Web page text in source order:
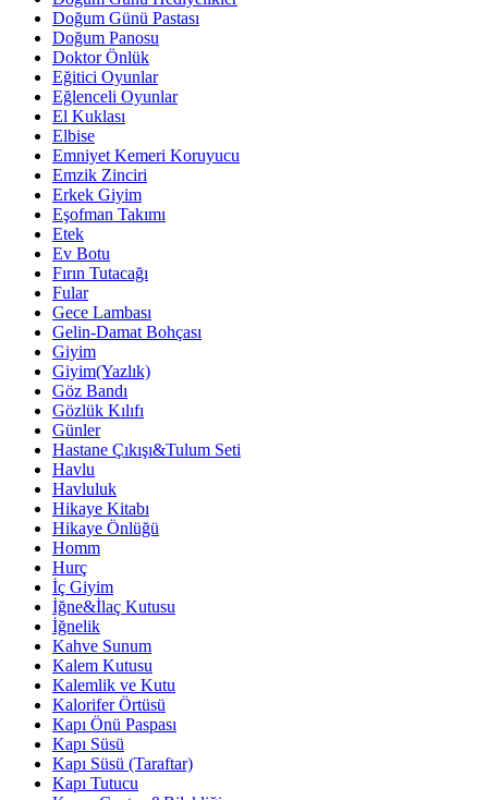
Doğum Günü Pastası
Doğum Panosu
Doktor Önlük
Eğitici Oyunlar
Eğlenceli Oyunlar
El Kuklası
Elbise
Emniyet Kemeri Koruyucu
Emzik Zinciri
Erkek Giyim
Eşofman Takımı
Etek
Ev Botu
Fırın Tutacağı
Fular
Gece Lambası
Gelin-Damat Bohçası
Giyim
Giyim(Yazlık)
Göz Bandı
Gözlük Kılıfı
Günler
Hastane Çıkışı&Tulum Seti
Havlu
Havluluk
Hikaye Kitabı
Hikaye Önlüğü
Homm
Hurç
İç Giyim
İğne&İlaç Kutusu
İğnelik
Kahve Sunum
Kalem Kutusu
Kalemlik ve Kutu
Kalorifer Örtüsü
Kapı Önü Paspası
Kapı Süsü
Kapı Süsü (Taraftar)
Kapı Tutucu